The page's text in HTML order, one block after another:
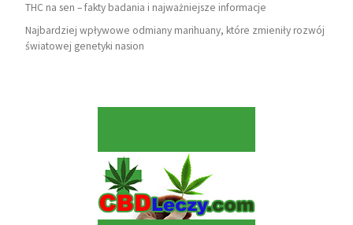
THC na sen – fakty badania i najważniejsze informacje
Najbardziej wpływowe odmiany marihuany, które zmieniły rozwój
światowej genetyki nasion